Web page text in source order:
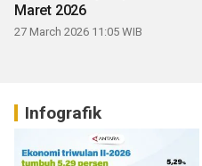
Maret 2026
27 March 2026 11:05 WIB
Infografik